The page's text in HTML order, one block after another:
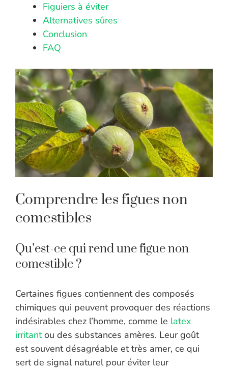
Figuiers à éviter
Alternatives sûres
Conclusion
FAQ
Comprendre les figues non
comestibles
Qu’est-ce qui rend une figue non
comestible ?
Certaines figues contiennent des composés
chimiques qui peuvent provoquer des réactions
indésirables chez l’homme, comme le latex
irritantou des substances amères. Leur goût
est souvent désagréable et très amer, ce qui
sert de signal naturel pour éviter leur